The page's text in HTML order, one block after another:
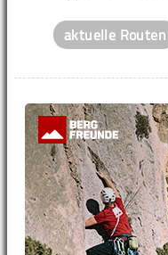
aktuelle Routen